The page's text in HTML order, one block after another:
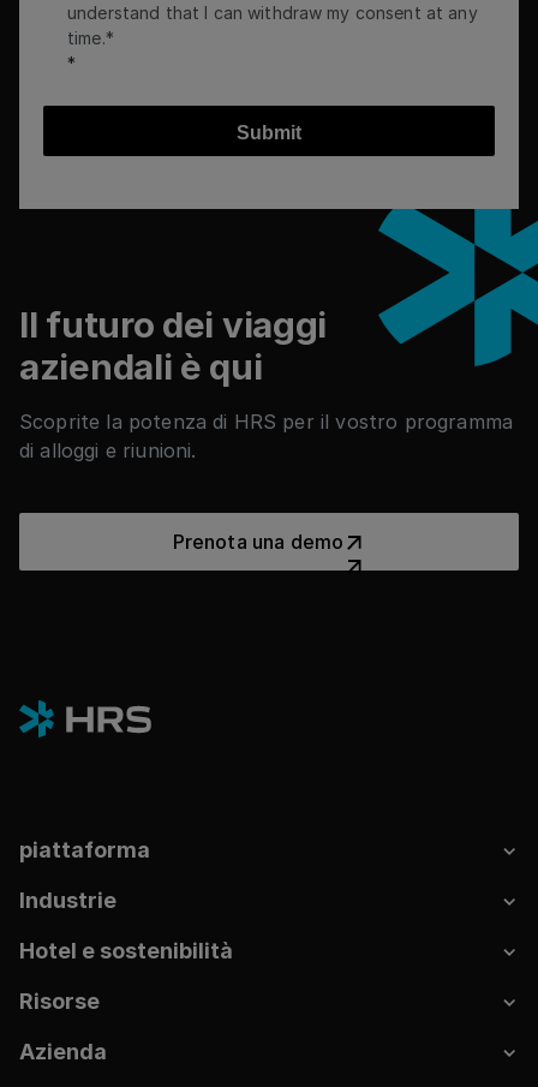
understand that I can withdraw my consent at any
time.*
Submit
Il futuro dei viaggi
aziendali è qui
Scoprite la potenza di HRS per il vostro programma
di alloggi e riunioni.
Prenota una demo
piattaforma
Industrie
Hotel e sostenibilità
Risorse
Azienda